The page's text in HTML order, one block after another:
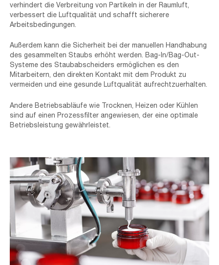
verhindert die Verbreitung von Partikeln in der Raumluft,
verbessert die Luftqualität und schafft sicherere
Arbeitsbedingungen.
Außerdem kann die Sicherheit bei der manuellen Handhabung
des gesammelten Staubs erhöht werden. Bag-In/Bag-Out-
Systeme des Staubabscheiders ermöglichen es den
Mitarbeitern, den direkten Kontakt mit dem Produkt zu
vermeiden und eine gesunde Luftqualität aufrechtzuerhalten.
Andere Betriebsabläufe wie Trocknen, Heizen oder Kühlen
sind auf einen Prozessfilter angewiesen, der eine optimale
Betriebsleistung gewährleistet.